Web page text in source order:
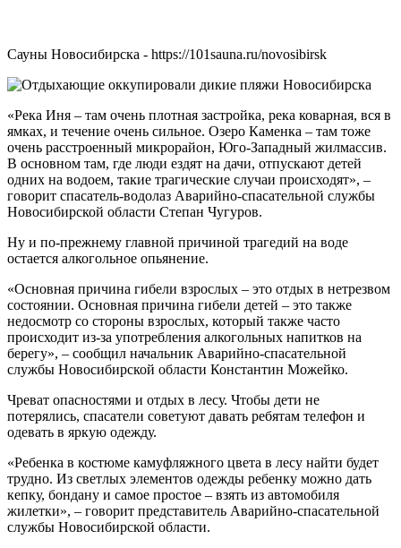
Сауны Новосибирска - https://101sauna.ru/novosibirsk
«Река Иня – там очень плотная застройка, река коварная, вся в
ямках, и течение очень сильное. Озеро Каменка – там тоже
очень расстроенный микрорайон, Юго-Западный жилмассив.
В основном там, где люди ездят на дачи, отпускают детей
одних на водоем, такие трагические случаи происходят», –
говорит спасатель-водолаз Аварийно-спасательной службы
Новосибирской области Степан Чугуров.
Ну и по-прежнему главной причиной трагедий на воде
остается алкогольное опьянение.
«Основная причина гибели взрослых – это отдых в нетрезвом
состоянии. Основная причина гибели детей – это также
недосмотр со стороны взрослых, который также часто
происходит из-за употребления алкогольных напитков на
берегу», – сообщил начальник Аварийно-спасательной
службы Новосибирской области Константин Можейко.
Чреват опасностями и отдых в лесу. Чтобы дети не
потерялись, спасатели советуют давать ребятам телефон и
одевать в яркую одежду.
«Ребенка в костюме камуфляжного цвета в лесу найти будет
трудно. Из светлых элементов одежды ребенку можно дать
кепку, бондану и самое простое – взять из автомобиля
жилетки», – говорит представитель Аварийно-спасательной
службы Новосибирской области.